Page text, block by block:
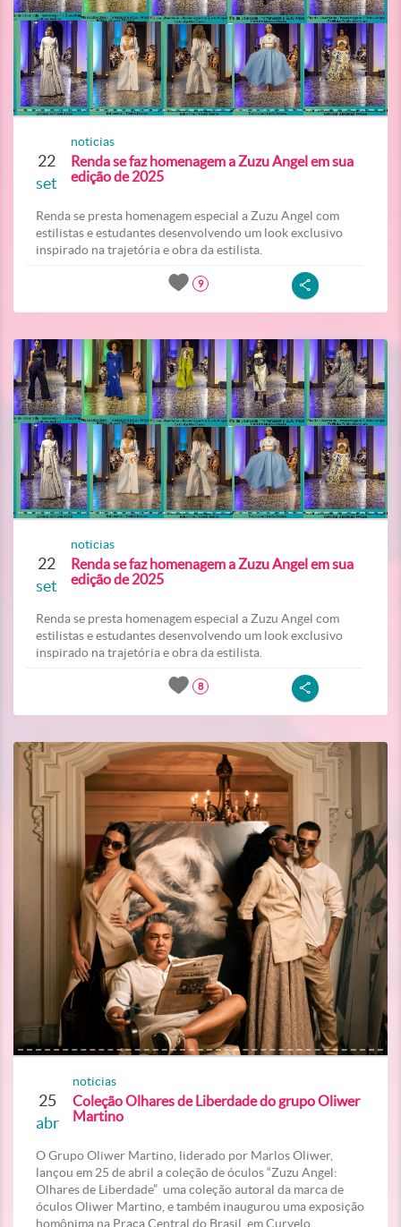
22
set
noticias
Renda se faz homenagem a Zuzu Angel em sua
edição de 2025
Renda se presta homenagem especial a Zuzu Angel com
estilistas e estudantes desenvolvendo um look exclusivo
inspirado na trajetória e obra da estilista.
9
22
set
noticias
Renda se faz homenagem a Zuzu Angel em sua
edição de 2025
Renda se presta homenagem especial a Zuzu Angel com
estilistas e estudantes desenvolvendo um look exclusivo
inspirado na trajetória e obra da estilista.
8
25
abr
noticias
Coleção Olhares de Liberdade do grupo Oliwer
Martino
O Grupo Oliwer Martino, liderado por Marlos Oliwer,
lançou em 25 de abril a coleção de óculos “Zuzu Angel:
Olhares de Liberdade” uma coleção autoral da marca de
óculos Oliwer Martino, e também inaugurou uma exposição
homônima na Praça Central do Brasil, em Curvelo.